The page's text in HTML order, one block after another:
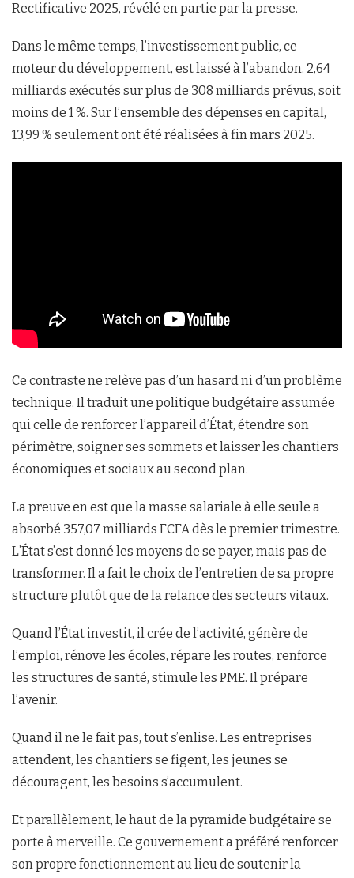
Rectificative 2025, révélé en partie par la presse.
Dans le même temps, l’investissement public, ce
moteur du développement, est laissé à l’abandon. 2,64
milliards exécutés sur plus de 308 milliards prévus, soit
moins de 1 %. Sur l’ensemble des dépenses en capital,
13,99 % seulement ont été réalisées à fin mars 2025.
Ce contraste ne relève pas d’un hasard ni d’un problème
technique. Il traduit une politique budgétaire assumée
qui celle de renforcer l’appareil d’État, étendre son
périmètre, soigner ses sommets et laisser les chantiers
économiques et sociaux au second plan.
La preuve en est que la masse salariale à elle seule a
absorbé 357,07 milliards FCFA dès le premier trimestre.
L’État s’est donné les moyens de se payer, mais pas de
transformer. Il a fait le choix de l’entretien de sa propre
structure plutôt que de la relance des secteurs vitaux.
Quand l’État investit, il crée de l’activité, génère de
l’emploi, rénove les écoles, répare les routes, renforce
les structures de santé, stimule les PME. Il prépare
l’avenir.
Quand il ne le fait pas, tout s’enlise. Les entreprises
attendent, les chantiers se figent, les jeunes se
découragent, les besoins s’accumulent.
Et parallèlement, le haut de la pyramide budgétaire se
porte à merveille. Ce gouvernement a préféré renforcer
son propre fonctionnement au lieu de soutenir la